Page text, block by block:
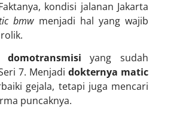
kondisi jalanan Jakarta
bmwmenjadi hal yang wajib
domotransmisi yang sudah
7. Menjadidokternya matic
gejala, tetapi juga mencari
puncaknya.